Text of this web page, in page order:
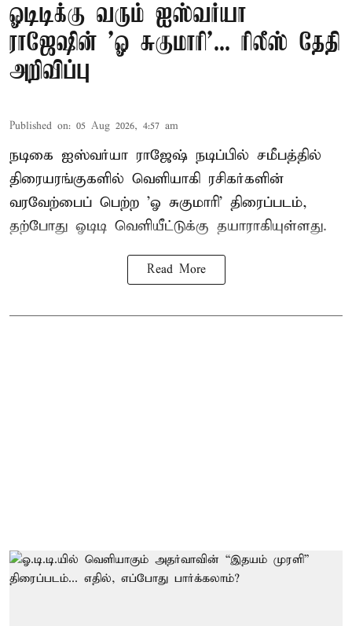
ஓடிடிக்கு வரும் ஐஸ்வர்யா
ராஜேஷின் 'ஓ சுகுமாரி'... ரிலீஸ் தேதி
அறிவிப்பு
Published on: 05 Aug 2026, 4:57 am
நடிகை ஐஸ்வர்யா ராஜேஷ் நடிப்பில் சமீபத்தில்
திரையரங்குகளில் வெளியாகி ரசிகர்களின்
வரவேற்பைப் பெற்ற 'ஓ சுகுமாரி' திரைப்படம்,
தற்போது ஓடிடி வெளியீட்டுக்கு தயாராகியுள்ளது.
Read More